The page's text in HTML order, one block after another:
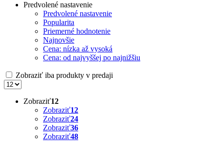
Predvolené nastavenie
Predvolené nastavenie
Popularita
Priemerné hodnotenie
Najnovšie
Cena: nízka až vysoká
Cena: od najvyššej po najnižšiu
Zobraziť iba produkty v predaji
Zobraziť12
Zobraziť12
Zobraziť24
Zobraziť36
Zobraziť48